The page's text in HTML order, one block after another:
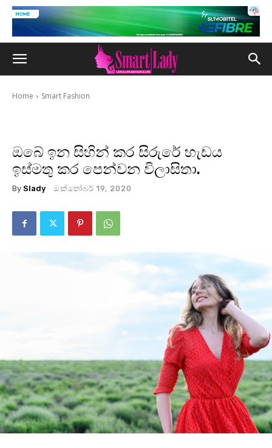
Home Smart Fashion
ඔබේ ඉන සිහින් කර සිරුරේ හැඩය
ඉස්මතු කර පෙන්වන විලාසිතා.
By Slady ඔක්තෝබර් 19, 2020